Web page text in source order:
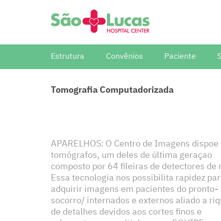
Estrutura Convênios Paciente
Horário de Atendimento
Documentação Comitê de Ética
Processo Seletivo
Tomografia Computadorizada
APARELHOS: O Centro de Imagens dispoe
tomógrafos, um deles de última geraçao
composto por 64 fileiras de detectores de
Essa tecnologia nos possibilita rapidez
adquirir imagens em pacientes do pronto-
socorro/ internados e externos aliado a
de detalhes devidos aos cortes finos e